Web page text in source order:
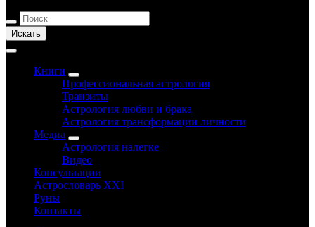
Искать
Книги
Профессиональная астрология
Транзиты
Астрология любви и брака
Астрология трансформации личности
Медиа
Астрология налегке
Видео
Консультации
Астрословарь XXI
Руны
Контакты